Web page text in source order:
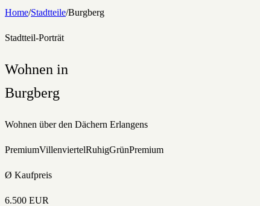
Home/Stadtteile/Burgberg
Stadtteil-Porträt
Wohnen in
Burgberg
Wohnen über den Dächern Erlangens
PremiumVillenviertelRuhigGrünPremium
Ø Kaufpreis
6.500 EUR